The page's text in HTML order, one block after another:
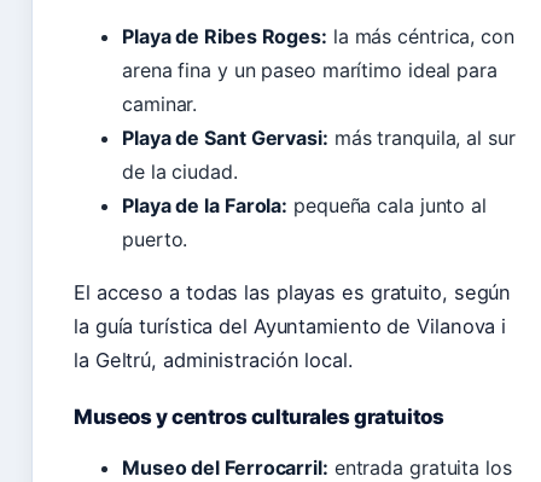
Playa de Ribes Roges: la más céntrica, con
arena fina y un paseo marítimo ideal para
caminar.
Playa de Sant Gervasi: más tranquila, al sur
de la ciudad.
Playa de la Farola: pequeña cala junto al
puerto.
El acceso a todas las playas es gratuito, según
la guía turística del Ayuntamiento de Vilanova i
la Geltrú, administración local.
Museos y centros culturales gratuitos
Museo del Ferrocarril: entrada gratuita los